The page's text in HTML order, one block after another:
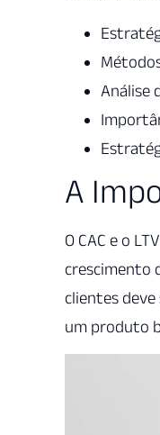
Análise
A
O CAC e o
crescimento
clientes
um produto